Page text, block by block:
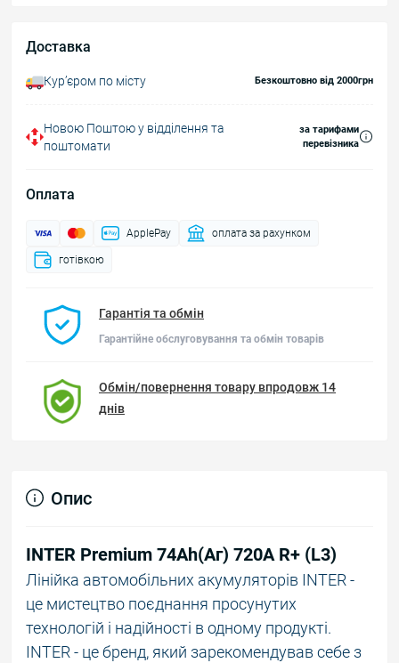
Доставка
Курʼєром по місту Безкоштовно від 2000грн
Новою Поштою у відділення та
поштомати
за тарифами
перевізника
Оплата
ApplePay оплата за рахунком
готівкою
Гарантія та обмін
Гарантійне обслуговування та обмін товарів
Обмін/повернення товару впродовж 14
днів
Опис
INTER Premium 74Ah(Аг) 720A R+ (L3)
Лінійка автомобільних акумуляторів INTER -
це мистецтво поєднання просунутих
технологій і надійності в одному продукті.
INTER - це бренд, який зарекомендував себе з